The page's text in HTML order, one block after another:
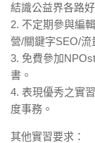
結識公益界各路好
2. 不定期參與編
營/關鍵字SEO/流
3. 免費參加
書。
4. 表現優秀之實
度事務。
其他實習要求：